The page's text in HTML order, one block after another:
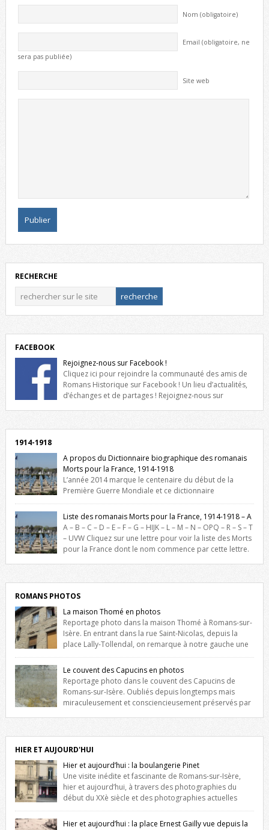
Nom (obligatoire)
Email (obligatoire, ne
sera pas publiée)
Site web
RECHERCHE
FACEBOOK
Rejoignez-nous sur Facebook !
Cliquez ici pour rejoindre la communauté des amis de
Romans Historique sur Facebook ! Un lieu d’actualités,
d’échanges et de partages ! Rejoignez-nous sur
1914-1918
A propos du Dictionnaire biographique des romanais
Morts pour la France, 1914-1918
L’année 2014 marque le centenaire du début de la
Première Guerre Mondiale et ce dictionnaire
biographique veut rendre hommage aux romanais Morts pour la
France durant ce conflit. La base de cette recherche historique est
constituée des noms gravés sur les plaques commémoratives de
l’Hôtel de Ville, du lycée du Dauphiné et du lycée Triboulet, […]
Liste des romanais Morts pour la France, 1914-1918 – A
A – B – C – D – E – F – G – HIJK – L – M – N – OPQ – R – S – T
– UVW Cliquez sur une lettre pour voir la liste des Morts
pour la France dont le nom commence par cette lettre.
ROMANS PHOTOS
La maison Thomé en photos
Reportage photo dans la maison Thomé à Romans-sur-
Isère. En entrant dans la rue Saint-Nicolas, depuis la
place Lally-Tollendal, on remarque à notre gauche une
maison construite au XVIè siècle. Les deux façades sont ornées de
fenêtres jumelles à meneaux. Entre ces deux étages, on peut voir une
niche qui contient une statue de la Vierge. […]
Le couvent des Capucins en photos
Reportage photo dans le couvent des Capucins de
Romans-sur-Isère. Oubliés depuis longtemps mais
miraculeusement et consciencieusement préservés par
l’histoire de la redécouverte de vestiges du couvent des Capucins !
Petit retour sur l’histoire […]
HIER ET AUJOURD'HUI
Hier et aujourd’hui : la boulangerie Pinet
Une visite inédite et fascinante de Romans-sur-Isère,
hier et aujourd’hui, à travers des photographies du
début du XXè siècle et des photographies actuelles
prises exactement dans le même cadre ! A l’angle de la place Jean
Jaurès et de l’avenue Victor Hugo (à côté d’Intermarché), à Romans. La
Hier et aujourd’hui : la place Ernest Gailly vue depuis la